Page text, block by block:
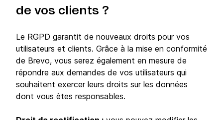
de vos clients ?
Le RGPD garantit de nouveaux droits pour vos
utilisateurs et clients. Grâce à la mise en conformité
de Brevo, vous serez également en mesure de
répondre aux demandes de vos utilisateurs qui
souhaitent exercer leurs droits sur les données
dont vous êtes responsables.